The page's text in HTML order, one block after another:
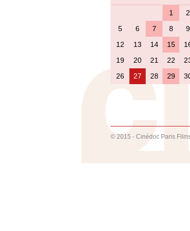
1 2
5
6 7 8 9
12
13 14 15
19
20 21 22
26
27 28 29
© 2015 - Cinédoc Paris